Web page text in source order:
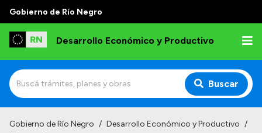
Gobierno de Río Negro
Desarrollo Económico y Productivo
Buscar
Gobierno de Río Negro / Desarrollo Económico y Productivo /